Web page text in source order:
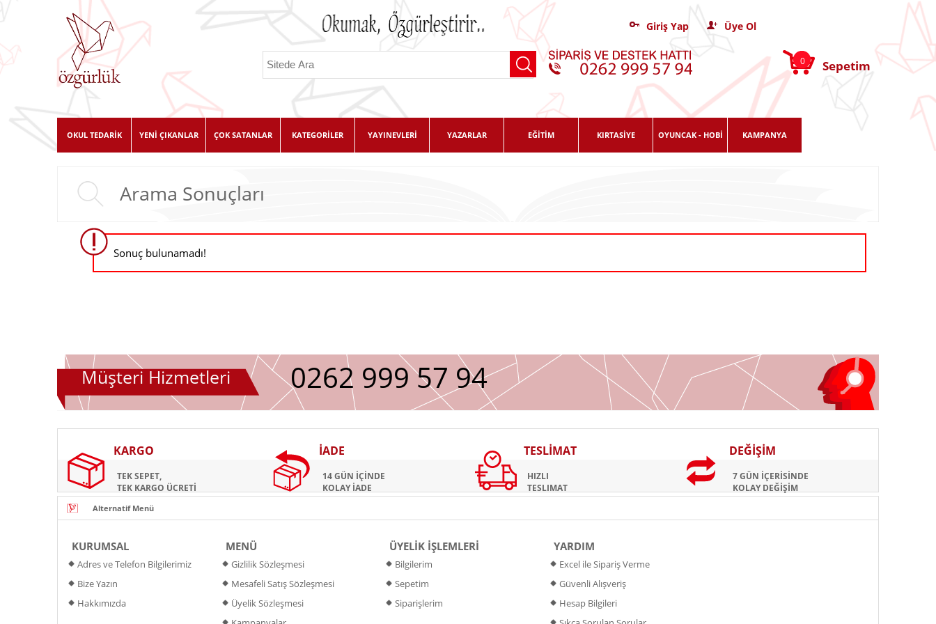
Giriş Yap Üye Ol
Sepetim
0
OKUL TEDARİK YENİ ÇIKANLAR ÇOK SATANLAR KATEGORİLER YAYINEVLERİ YAZARLAR EĞİTİM KIRTASİYE OYUNCAK - HOBİ KAMPANYA
Arama Sonuçları
Sonuç bulunamadı!
Müşteri Hizmetleri 0262 999 57 94
KARGO
TEK SEPET,
TEK KARGO ÜCRETİ
İADE
14 GÜN İÇİNDE
KOLAY İADE
TESLİMAT
HIZLI
TESLIMAT
DEĞİŞİM
7 GÜN İÇERİSİNDE
KOLAY DEĞİŞİM
KURUMSAL
Adres ve Telefon Bilgilerimiz
Bize Yazın
Hakkımızda
MENÜ
Gizlilik Sözleşmesi
Mesafeli Satış Sözleşmesi
Üyelik Sözleşmesi
ÜYELİK İŞLEMLERİ
Bilgilerim
Sepetim
Siparişlerim
YARDIM
Excel ile Sipariş Verme
Güvenli Alışveriş
Hesap Bilgileri